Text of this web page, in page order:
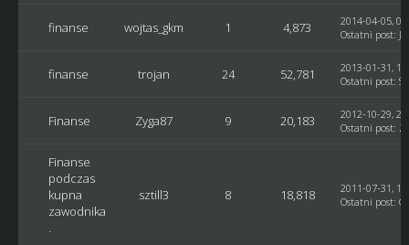
finanse wojtas_gkm 1 4,873
2014-04-05,
Ostatni post:
finanse trojan 24 52,781
2013-01-31,
Ostatni post:
Finanse Zyga87 9 20,183
2012-10-29,
Ostatni post:
Finanse
podczas
kupna
zawodnika
.
sztill3 8 18,818
2011-07-31,
Ostatni post: